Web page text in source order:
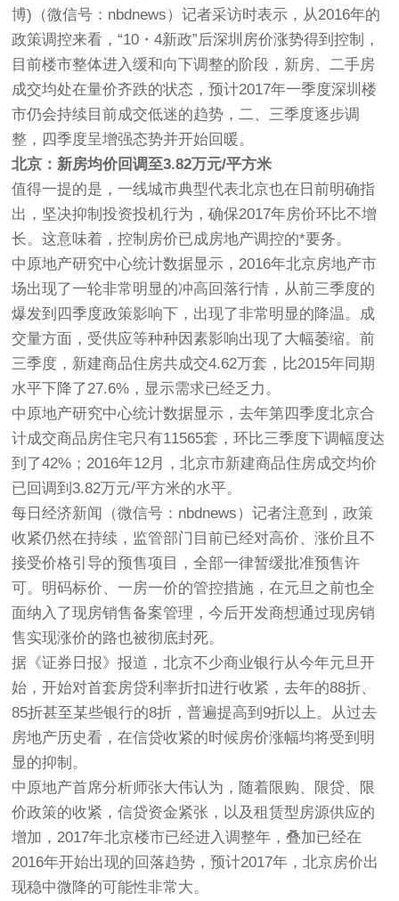
博)（微信号：nbdnews）记者采访时表示，从2016年的
政策调控来看，“10・4新政”后深圳房价涨势得到控制，
目前楼市整体进入缓和向下调整的阶段，新房、二手房
成交均处在量价齐跌的状态，预计2017年一季度深圳楼
市仍会持续目前成交低迷的趋势，二、三季度逐步调
整，四季度呈增强态势并开始回暖。
北京：新房均价回调至3.82万元/平方米
值得一提的是，一线城市典型代表北京也在日前明确指
出，坚决抑制投资投机行为，确保2017年房价环比不增
长。这意味着，控制房价已成房地产调控的*要务。
中原地产研究中心统计数据显示，2016年北京房地产市
场出现了一轮非常明显的冲高回落行情，从前三季度的
爆发到四季度政策影响下，出现了非常明显的降温。成
交量方面，受供应等种种因素影响出现了大幅萎缩。前
三季度，新建商品住房共成交4.62万套，比2015年同期
水平下降了27.6%，显示需求已经乏力。
中原地产研究中心统计数据显示，去年第四季度北京合
计成交商品房住宅只有11565套，环比三季度下调幅度达
到了42%；2016年12月，北京市新建商品住房成交均价
已回调到3.82万元/平方米的水平。
每日经济新闻（微信号：nbdnews）记者注意到，政策
收紧仍然在持续，监管部门目前已经对高价、涨价且不
接受价格引导的预售项目，全部一律暂缓批准预售许
可。明码标价、一房一价的管控措施，在元旦之前也全
面纳入了现房销售备案管理，今后开发商想通过现房销
售实现涨价的路也被彻底封死。
据《证券日报》报道，北京不少商业银行从今年元旦开
始，开始对首套房贷利率折扣进行收紧，去年的88折、
85折甚至某些银行的8折，普遍提高到9折以上。从过去
房地产历史看，在信贷收紧的时候房价涨幅均将受到明
显的抑制。
中原地产首席分析师张大伟认为，随着限购、限贷、限
价政策的收紧，信贷资金紧张，以及租赁型房源供应的
增加，2017年北京楼市已经进入调整年，叠加已经在
2016年开始出现的回落趋势，预计2017年，北京房价出
现稳中微降的可能性非常大。